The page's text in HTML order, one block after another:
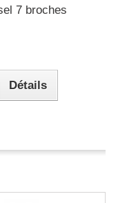
7 broches
Détails